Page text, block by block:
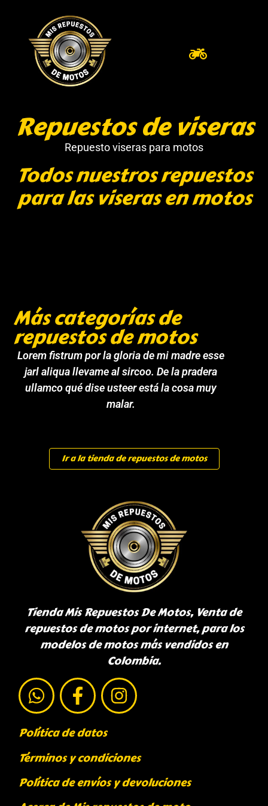
Repuestos de viseras
Repuesto viseras para motos
Todos nuestros repuestos
para las viseras en motos
Más categorías de
repuestos de motos
Lorem fistrum por la gloria de mi madre esse
jarl aliqua llevame al sircoo. De la pradera
ullamco qué dise usteer está la cosa muy
malar.
Ir a la tienda de repuestos de motos
Tienda Mis Repuestos De Motos, Venta de
repuestos de motos por internet, para los
modelos de motos más vendidos en
Colombia.
Política de datos
Términos y condiciones
Política de envíos y devoluciones